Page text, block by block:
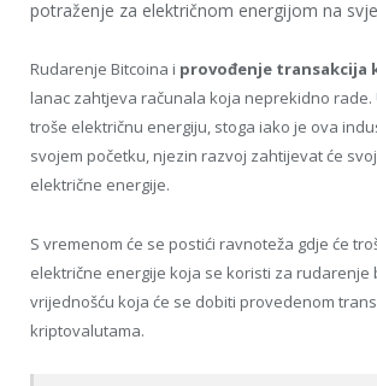
potraženje za električnom energijom na
Rudarenje Bitcoina i provođenje transakcija
lanac zahtjeva računala koja neprekidno rade.
troše električnu energiju, stoga iako je ova
svojem početku, njezin razvoj zahtijevat će
električne energije.
S vremenom će se postići ravnoteža gdje će
električne energije koja se koristi za rudarenje
vrijednošću koja će se dobiti provedenom
kriptovalutama.